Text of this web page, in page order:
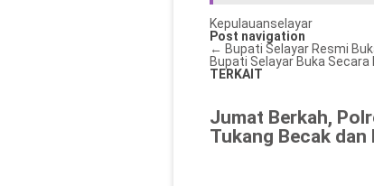
Kepulauanselayar
Post navigation
← Bupati Selayar Resmi
Bupati Selayar Buka
TERKAIT
Jumat Berkah,
Tukang Becak dan